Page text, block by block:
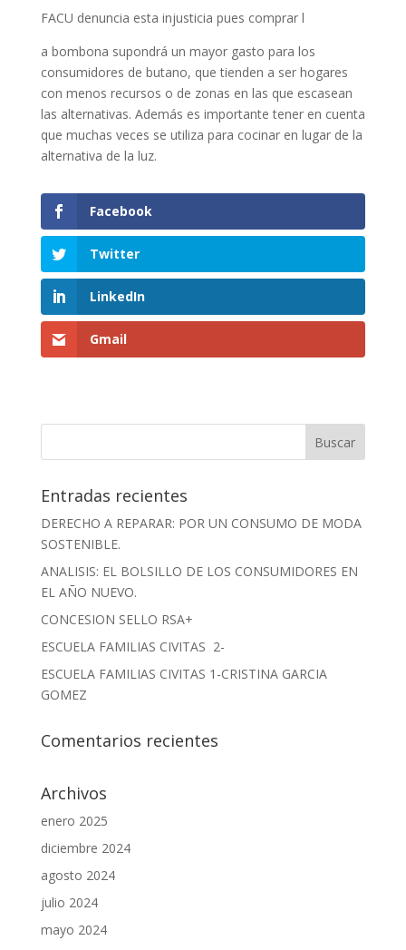
FACU denuncia esta injusticia pues comprar l
a bombona supondrá un mayor gasto para los
consumidores de butano, que tienden a ser hogares
con menos recursos o de zonas en las que escasean
las alternativas. Además es importante tener en cuenta
que muchas veces se utiliza para cocinar en lugar de la
alternativa de la luz.
Facebook
Twitter
LinkedIn
Gmail
Entradas recientes
DERECHO A REPARAR: POR UN CONSUMO DE MODA
SOSTENIBLE.
ANALISIS: EL BOLSILLO DE LOS CONSUMIDORES EN
EL AÑO NUEVO.
CONCESION SELLO RSA+
ESCUELA FAMILIAS CIVITAS 2-
ESCUELA FAMILIAS CIVITAS 1-CRISTINA GARCIA
GOMEZ
Comentarios recientes
Archivos
enero 2025
diciembre 2024
agosto 2024
julio 2024
mayo 2024